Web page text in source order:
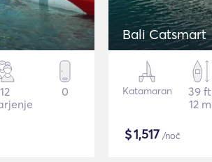
12
0
Bali Catsmart
Katamaran
39 ft
12 m
$1,517 /noč